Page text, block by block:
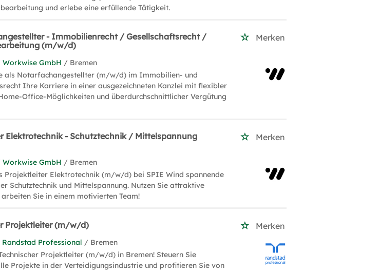
und erlebe eine erfüllende Tätigkeit.
- Immobilienrecht / Gesellschaftsrecht /
(m/w/d)
Merken
Workwise GmbH / Bremen
als Notarfachangestellter (m/w/d) im Immobilien- und
Ihre Karriere in einer ausgezeichneten Kanzlei mit flexibler
Office-Möglichkeiten und überdurchschnittlicher Vergütung
Elektrotechnik - Schutztechnik / Mittelspannung
Merken
Workwise GmbH / Bremen
Projektleiter Elektrotechnik (m/w/d) bei SPIE Wind spannende
Schutztechnik und Mittelspannung. Nutzen Sie attraktive
Sie in einem motivierten Team!
Projektleiter (m/w/d) Merken
Randstad Professional / Bremen
Projektleiter (m/w/d) in Bremen! Steuern Sie
Projekte in der Verteidigungsindustrie und profitieren Sie von